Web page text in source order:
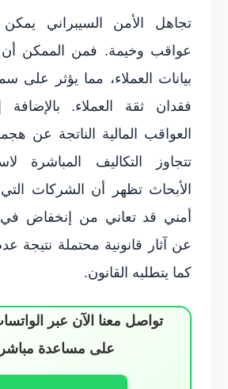
تجاهل الأمن السيبراني
عواقب وخيمة. فمن الممكن أن
بيانات العملاء، مما يؤثر على
فقدان ثقة العملاء.
العواقب المالية الناتجة عن
تتجاوز التكاليف المباشرة
الأبحاث تظهر أن الشركات
أمني قد تعاني من إنخفاض في
عن آثار قانونية محتملة نتيجة
كما يتطلبه القانون.
تواصل معنا الآن عبر
على مساعدة